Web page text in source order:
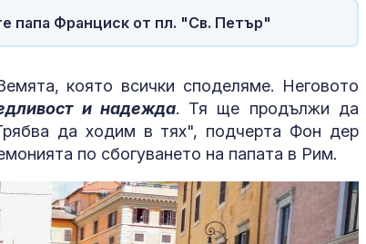
папа Франциск от пл. "Св. Петър"
която всички споделяме. Неговото
и надежда. Тя ще продължи да
да ходим в тях", подчерта Фон дер
по сбогуването на папата в Рим.
И Уитни Хюстън бе
почетена със своя